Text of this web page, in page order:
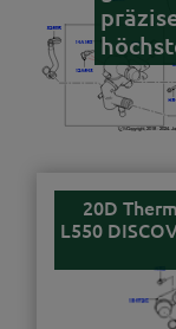
20D
L550